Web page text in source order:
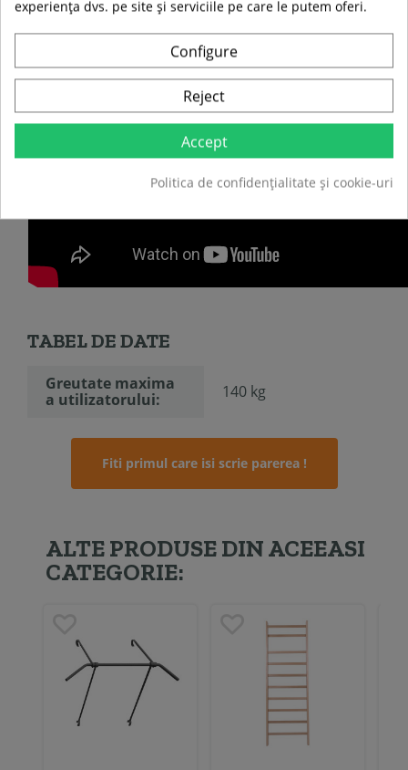
TABEL DE DATE
Greutate maxima
a utilizatorului:
140 kg
Fiti primul care isi scrie parerea !
ALTE PRODUSE DIN ACEEASI
CATEGORIE:
experiența dvs. pe site și serviciile pe care le putem oferi.
Configure
Reject
Accept
Politica de confidențialitate și cookie-uri